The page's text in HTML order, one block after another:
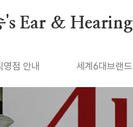
's Ear & Hearing
점 안내 세계6대브랜